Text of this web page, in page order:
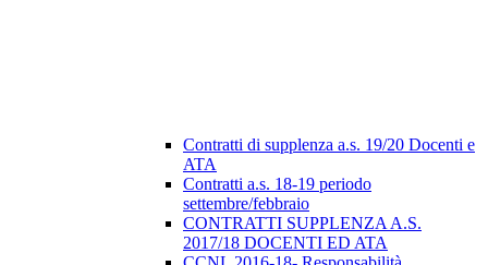
Contratti di supplenza a.s. 19/20 Docenti e
ATA
Contratti a.s. 18-19 periodo
settembre/febbraio
CONTRATTI SUPPLENZA A.S.
2017/18 DOCENTI ED ATA